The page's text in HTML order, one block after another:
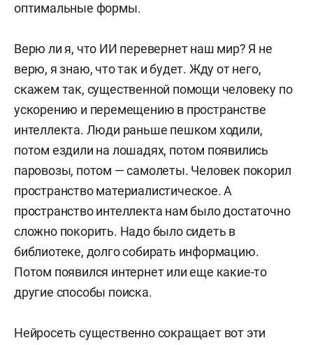
оптимальные формы.
Верю ли я, что ИИ перевернет наш мир? Я не
верю, я знаю, что так и будет. Жду от него,
скажем так, существенной помощи человеку по
ускорению и перемещению в пространстве
интеллекта. Люди раньше пешком ходили,
потом ездили на лошадях, потом появились
паровозы, потом — самолеты. Человек покорил
пространство материалистическое. А
пространство интеллекта нам было достаточно
сложно покорить. Надо было сидеть в
библиотеке, долго собирать информацию.
Потом появился интернет или еще какие-то
другие способы поиска.
Нейросеть существенно сокращает вот эти